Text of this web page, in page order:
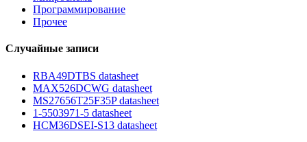
Программирование
Прочее
Случайные записи
RBA49DTBS datasheet
MAX526DCWG datasheet
MS27656T25F35P datasheet
1-5503971-5 datasheet
HCM36DSEI-S13 datasheet